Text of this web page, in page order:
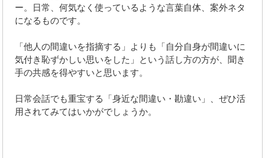
ー。日常、何気なく使っているような言葉自体、案外ネタ
になるものです。
「他人の間違いを指摘する」よりも「自分自身が間違いに
気付き恥ずかしい思いをした」という話し方の方が、聞き
手の共感を得やすいと思います。
日常会話でも重宝する「身近な間違い・勘違い」、ぜひ活
用されてみてはいかがでしょうか。